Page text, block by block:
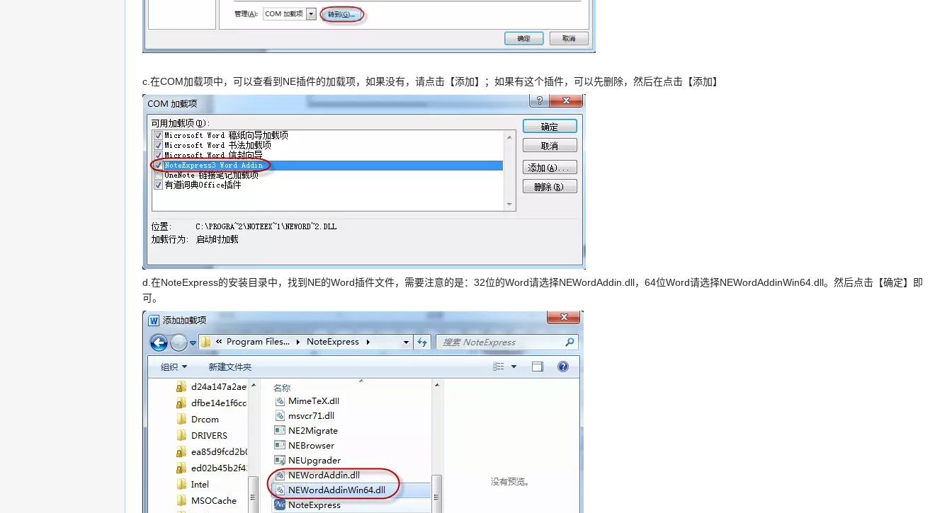
c.在COM加载项中，可以查看到NE插件的加载项，如果没有，请点击【添加】；如果有这个插件，可以先删除，然后在点击【添加】
d.在NoteExpress的安装目录中，找到NE的Word插件文件，需要注意的是：32位的Word请选择NEWordAddin.dll，64位Word请选择NEWordAddinWin64.dll。然后点击【确定】即
可。